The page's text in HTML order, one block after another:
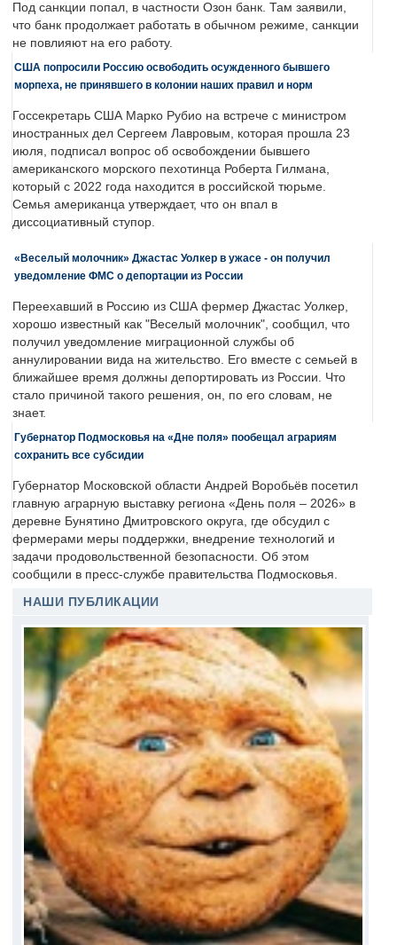
Под санкции попал, в частности Озон банк. Там заявили,
что банк продолжает работать в обычном режиме, санкции
не повлияют на его работу.
США попросили Россию освободить осужденного бывшего
морпеха, не принявшего в колонии наших правил и норм
Госсекретарь США Марко Рубио на встрече с министром
иностранных дел Сергеем Лавровым, которая прошла 23
июля, подписал вопрос об освобождении бывшего
американского морского пехотинца Роберта Гилмана,
который с 2022 года находится в российской тюрьме.
Семья американца утверждает, что он впал в
диссоциативный ступор.
«Веселый молочник» Джастас Уолкер в ужасе - он получил
уведомление ФМС о депортации из России
Переехавший в Россию из США фермер Джастас Уолкер,
хорошо известный как "Веселый молочник", сообщил, что
получил уведомление миграционной службы об
аннулировании вида на жительство. Его вместе с семьей в
ближайшее время должны депортировать из России. Что
стало причиной такого решения, он, по его словам, не
знает.
Губернатор Подмосковья на «Дне поля» пообещал аграриям
сохранить все субсидии
Губернатор Московской области Андрей Воробьёв посетил
главную аграрную выставку региона «День поля – 2026» в
деревне Бунятино Дмитровского округа, где обсудил с
фермерами меры поддержки, внедрение технологий и
задачи продовольственной безопасности. Об этом
сообщили в пресс-службе правительства Подмосковья.
НАШИ ПУБЛИКАЦИИ